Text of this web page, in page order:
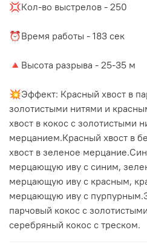
💢Кол-во выстрелов - 250
⏰Время работы - 183 сек
🔺Высота разрыва - 25-35 м
💥Эффект: Красный хвост в
золотистыми нитями и
хвост в кокос с золотистыми
мерцанием.Красный хвост в
хвост в зеленое
мерцающую иву с синим,
мерцающую иву с красным,
мерцающую иву с
парчовый кокос с
серебряный кокос с треском.